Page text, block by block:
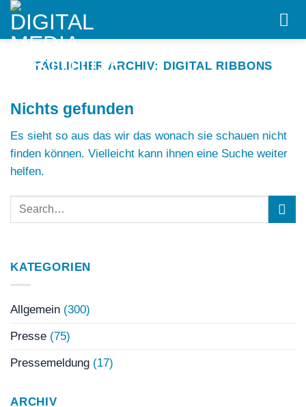
Skip
content
TÄGLICHER ARCHIV: DIGITAL RIBBONS
Nichts gefunden
Es sieht so aus das wir das wonach sie schauen nicht
finden können. Vielleicht kann ihnen eine Suche weiter
helfen.
KATEGORIEN
Allgemein (300)
Presse (75)
Pressemeldung (17)
ARCHIV